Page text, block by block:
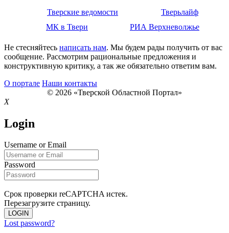
Тверские ведомости
Тверьлайф
МК в Твери
РИА Верхневолжье
Не стесняйтесь написать нам. Мы будем рады получить от вас
сообщение. Рассмотрим рациональные предложения и
конструктивную критику, а так же обязательно ответим вам.
О портале Наши контакты
© 2026 «Тверской Областной Портал»
X
Login
Username or Email
Password
Срок проверки reCAPTCHA истек.
Перезагрузите страницу.
LOGIN
Lost password?